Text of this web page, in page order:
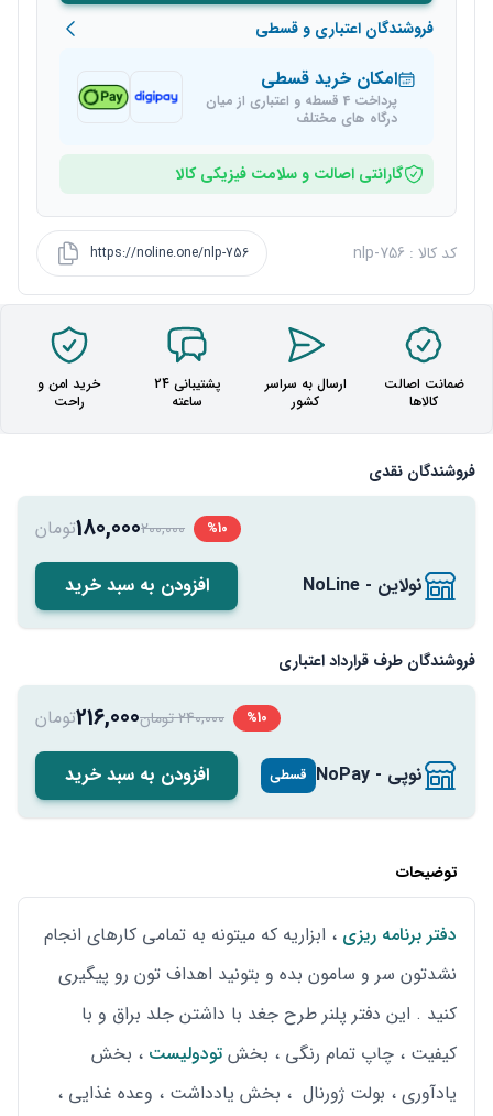
فروشندگان اعتباری و قسطی
امکان خرید قسطی
پرداخت 4 قسطه و اعتباری از میان
درگاه های مختلف
گارانتی اصالت و سلامت فیزیکی کالا
کد کالا : nlp-756 https://noline.one/nlp-756
ضمانت اصالت
کالاها
ارسال به سراسر
کشور
پشتیبانی 24
ساعته
خرید امن و
راحت
فروشندگان نقدی
نولاین - NoLine
%10
200,000
180,000تومان
افزودن به سبد خرید
فروشندگان طرف قرارداد اعتباری
نوپی - NoPay قسطی
%10 240,000 تومان 216,000تومان
افزودن به سبد خرید
توضیحات
دفتر برنامه ریزی ، ابزاریه که میتونه به تمامی کارهای انجام
نشدتون سر و سامون بده و بتونید اهداف تون رو پیگیری
کنید . این دفتر پلنر طرح جغد با داشتن جلد براق و با
کیفیت ، چاپ تمام رنگی ، بخش تودولیست ، بخش
یادآوری ، بولت ژورنال ، بخش یادداشت ، وعده غذایی ،